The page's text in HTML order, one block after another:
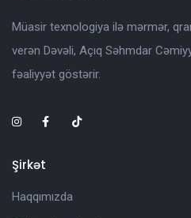
Müasir texnologiya ilə mərmər,
verən Dəvəli, Açıq Səhmdar
fəaliyyət göstərir.
Şirkət
Haqqımızda